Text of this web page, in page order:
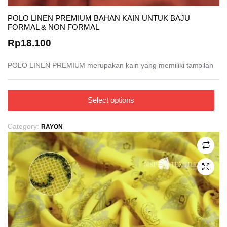
POLO LINEN PREMIUM BAHAN KAIN UNTUK BAJU
FORMAL & NON FORMAL
Rp18.100
POLO LINEN PREMIUM merupakan kain yang memiliki tampilan
Select options
multiple
variants.
The
options
may
be
chosen
on
Category: RAYON